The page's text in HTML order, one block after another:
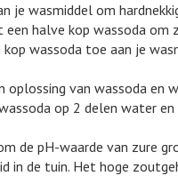
je wasmiddel om
een halve kop wassoda
wassoda toe aan je
oplossing van wassoda
op 2 delen water
de pH-waarde van zure
in de tuin. Het hoge